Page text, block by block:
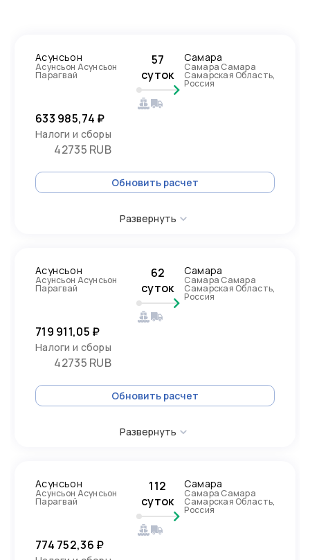
Асунсьон
Асунсьон Асунсьон
Парагвай
57
суток
Самара
Самара Самара
Самарская Область,
Россия
633 985,74 ₽
Налоги и сборы
42735 RUB
Обновить расчет
Развернуть
Асунсьон
Асунсьон Асунсьон
Парагвай
62
суток
Самара
Самара Самара
Самарская Область,
Россия
719 911,05 ₽
Налоги и сборы
42735 RUB
Обновить расчет
Развернуть
Асунсьон
Асунсьон Асунсьон
Парагвай
112
суток
Самара
Самара Самара
Самарская Область,
Россия
774 752,36 ₽